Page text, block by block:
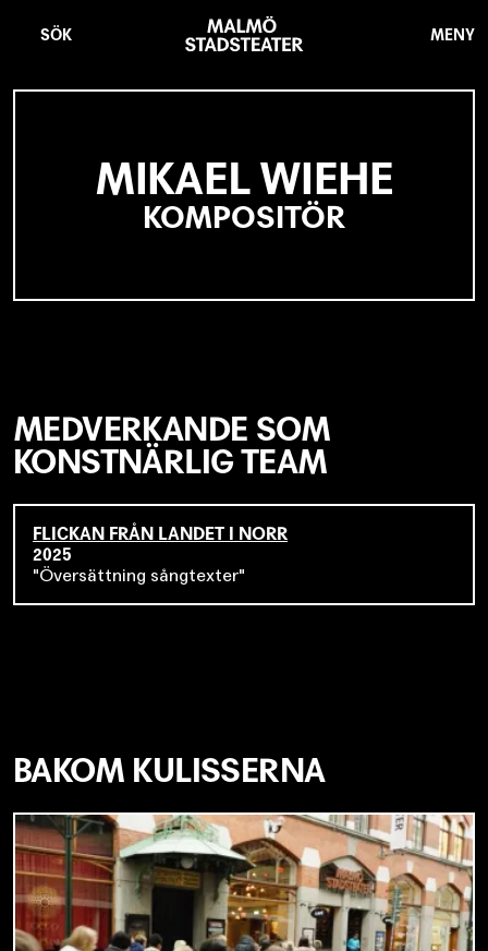
SÖK
Stadsteater
MENY
MIKAEL WIEHE
KOMPOSITÖR
MEDVERKANDE SOM
KONSTNÄRLIG TEAM
FLICKAN FRÅN LANDET I NORR
2025
Översättning sångtexter
BAKOM KULISSERNA